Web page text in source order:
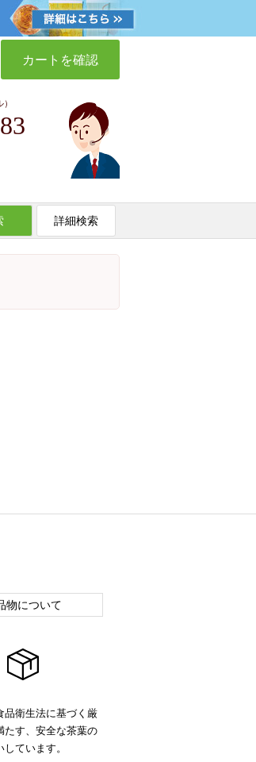
カートを確認
詳細検索
物について
品衛生法に基づく厳
たす、安全な茶葉の
ています。